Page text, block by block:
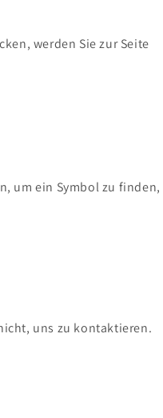
werden Sie zur Seite
um ein Symbol zu finden,
uns zu kontaktieren.